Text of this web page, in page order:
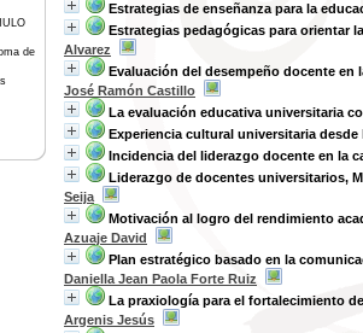
Estrategias de enseñanza para la
Estrategias pedagógicas para orientar
Alvarez
Evaluación del desempeño docente
José Ramón Castillo
La evaluación educativa universitaria
Experiencia cultural universitaria
Incidencia del liderazgo docente en la
Liderazgo de docentes universitarios,
Seija
Motivación al logro del rendimiento
Azuaje David
Plan estratégico basado en la
Daniella Jean Paola Forte Ruiz
La praxiología para el fortalecimiento
Argenis Jesús
de